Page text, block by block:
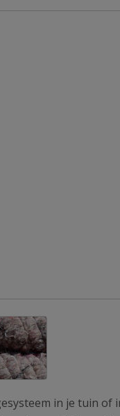
image
View larger image
in je tuin of